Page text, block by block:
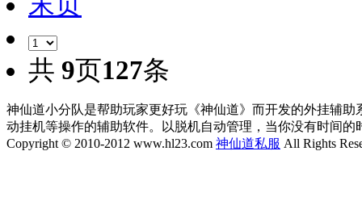
共 9页127条
神仙道小分队是帮助玩家更好玩《神仙道》而开发的外挂辅
动挂机等操作的辅助软件。以脱机自动管理，当你没有时间的
Copyright © 2010-2012 www.hl23.com 神仙道私服 All Rights